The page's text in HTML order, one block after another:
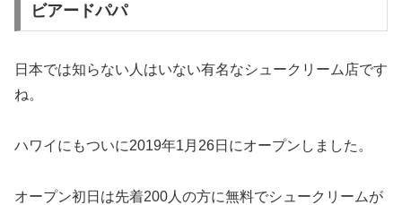
ビアードパパ
日本では知らない人はいない有名なシュークリーム店です
ね。
ハワイにもついに2019年1月26日にオープンしました。
オープン初日は先着200人の方に無料でシュークリームが